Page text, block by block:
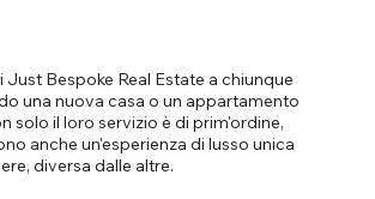
Just Bespoke Real Estate a chiunque
una nuova casa o un appartamento
solo il loro servizio è di prim'ordine,
anche un'esperienza di lusso unica
diversa dalle altre.